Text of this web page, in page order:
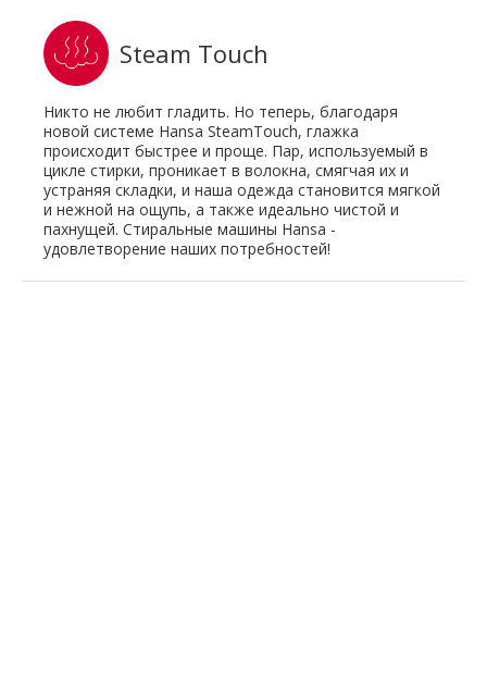
Steam Touch
Никто не любит гладить. Но теперь, благодаря
новой системе Hansa SteamTouch, глажка
происходит быстрее и проще. Пар, используемый в
цикле стирки, проникает в волокна, смягчая их и
устраняя складки, и наша одежда становится мягкой
и нежной на ощупь, а также идеально чистой и
пахнущей. Стиральные машины Hansa -
удовлетворение наших потребностей!